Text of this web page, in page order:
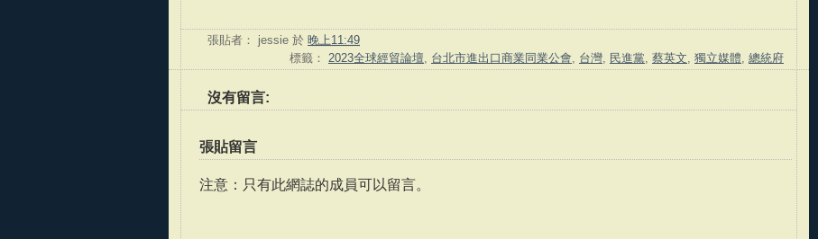
張貼者： jessie 於 晚上11:49
標籤： 2023全球經貿論壇 台北市進出口商業同業公會 台灣 民進黨 蔡英文 獨立媒體 總統府
沒有留言:
張貼留言
注意：只有此網誌的成員可以留言。